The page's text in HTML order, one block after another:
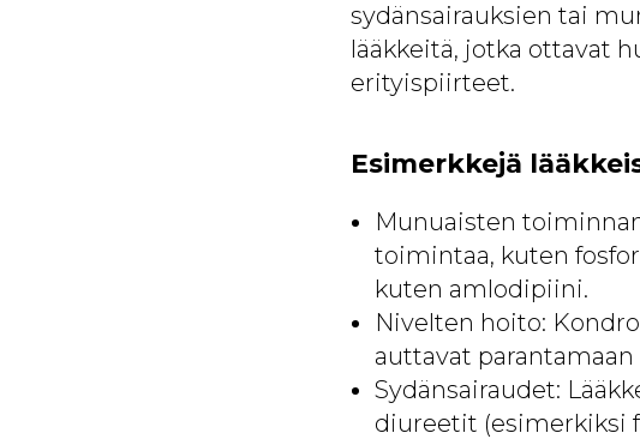
sydänsairauksien tai
lääkkeitä, jotka ottavat
erityispiirteet.
Esimerkkejä
Munuaisten
toimintaa, kuten
kuten amlodipiini.
Nivelten hoito:
auttavat
Sydänsairaudet:
diureetit (esimerkiksi